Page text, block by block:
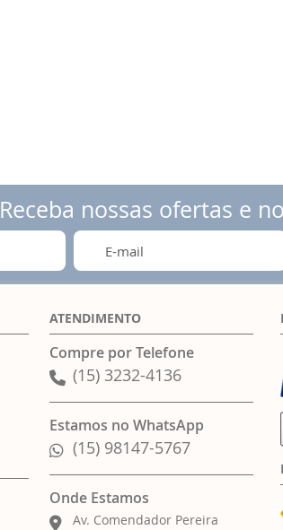
Receba nossas ofertas e
ATENDIMENTO
Compre por Telefone
(15) 3232-4136
Estamos no WhatsApp
(15) 98147-5767
Onde Estamos
Av. Comendador Pereira